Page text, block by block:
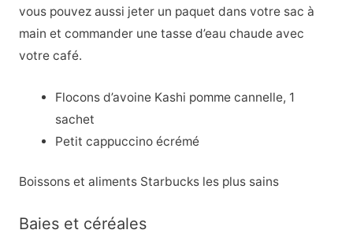
vous pouvez aussi jeter un paquet dans votre sac à
main et commander une tasse d’eau chaude avec
votre café.
Flocons d’avoine Kashi pomme cannelle, 1
sachet
Petit cappuccino écrémé
Boissons et aliments Starbucks les plus sains
Baies et céréales